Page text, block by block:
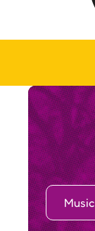
Music